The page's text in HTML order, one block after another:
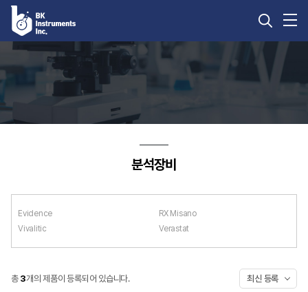
KnowitAll
perClass
Mira
Measurement
Service
Biotechnology
분석장비
분석카트리지
서비스문의
공지사항
분석장비
Evidence
RX Misano
Vivalitic
Verastat
총 3개의 제품이 등록되어 있습니다. 최신 등록